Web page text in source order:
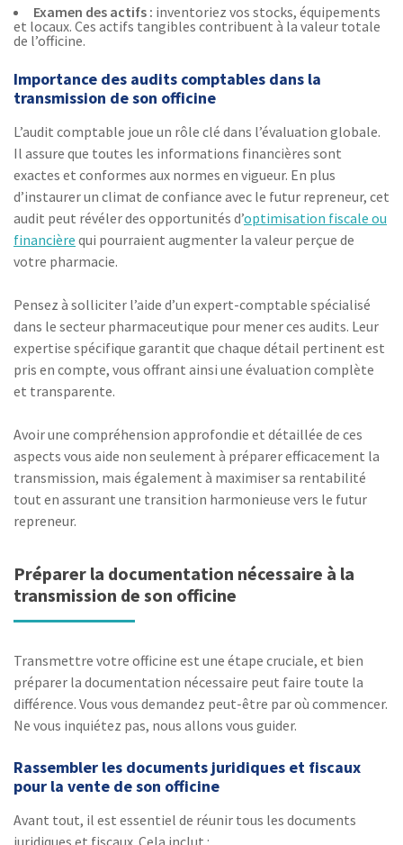
Examen des actifs : inventoriez vos stocks, équipements
et locaux. Ces actifs tangibles contribuent à la valeur totale
de l’officine.
Importance des audits comptables dans la
transmission de son officine
L’audit comptable joue un rôle clé dans l’évaluation globale.
Il assure que toutes les informations financières sont
exactes et conformes aux normes en vigueur. En plus
d’instaurer un climat de confiance avec le futur repreneur, cet
audit peut révéler des opportunités d’optimisation fiscale ou
financière qui pourraient augmenter la valeur perçue de
votre pharmacie.
Pensez à solliciter l’aide d’un expert-comptable spécialisé
dans le secteur pharmaceutique pour mener ces audits. Leur
expertise spécifique garantit que chaque détail pertinent est
pris en compte, vous offrant ainsi une évaluation complète
et transparente.
Avoir une compréhension approfondie et détaillée de ces
aspects vous aide non seulement à préparer efficacement la
transmission, mais également à maximiser sa rentabilité
tout en assurant une transition harmonieuse vers le futur
repreneur.
Préparer la documentation nécessaire à la
transmission de son officine
Transmettre votre officine est une étape cruciale, et bien
préparer la documentation nécessaire peut faire toute la
différence. Vous vous demandez peut-être par où commencer.
Ne vous inquiétez pas, nous allons vous guider.
Rassembler les documents juridiques et fiscaux
pour la vente de son officine
Avant tout, il est essentiel de réunir tous les documents
juridiques et fiscaux. Cela inclut :